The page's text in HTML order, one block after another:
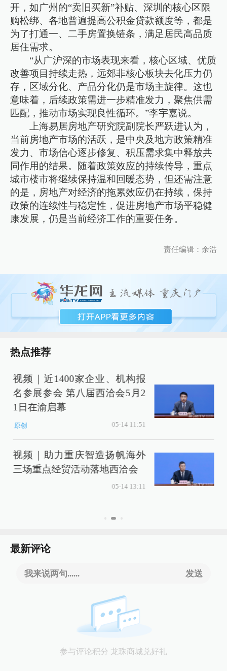
开，如广州的“卖旧买新”补贴、深圳的核心区限
购松绑、各地普遍提高公积金贷款额度等，都是
为了打通一、二手房置换链条，满足居民高品质
居住需求。
“从广沪深的市场表现来看，核心区域、优质
改善项目持续走热，远郊非核心板块去化压力仍
存，区域分化、产品分化仍是市场主旋律。这也
意味着，后续政策需进一步精准发力，聚焦供需
匹配，推动市场实现良性循环。”李宇嘉说。
上海易居房地产研究院副院长严跃进认为，
当前房地产市场的活跃，是中央及地方政策精准
发力、市场信心逐步修复、积压需求集中释放共
同作用的结果。随着政策效应的持续传导，重点
城市楼市将继续保持温和回暖态势，但还需注意
的是，房地产对经济的拖累效应仍在持续，保持
政策的连续性与稳定性，促进房地产市场平稳健
康发展，仍是当前经济工作的重要任务。
责任编辑：余浩
热点推荐
视频｜近1400家企业、机构报
名参展参会 第八届西洽会5月2
1日在渝启幕
原创 05-14 11:51
视频｜助力重庆智造扬帆海外
三场重点经贸活动落地西洽会
05-14 13:11
最新评论
我来说两句...... 发送
参与评论积分 龙珠商城兑好礼